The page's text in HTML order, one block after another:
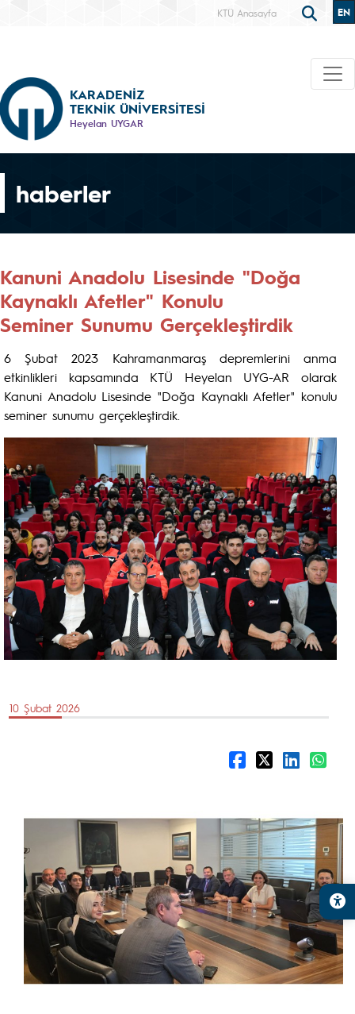
KTÜ Anasayfa EN
KARADENİZ
TEKNİK ÜNİVERSİTESİ
Heyelan UYGAR
haberler
Kanuni Anadolu Lisesinde "Doğa
Kaynaklı Afetler" Konulu
Seminer Sunumu Gerçekleştirdik
6 Şubat 2023 Kahramanmaraş depremlerini anma
etkinlikleri kapsamında KTÜ Heyelan UYG-AR olarak
Kanuni Anadolu Lisesinde "Doğa Kaynaklı Afetler" konulu
seminer sunumu gerçekleştirdik.
10 Şubat 2026